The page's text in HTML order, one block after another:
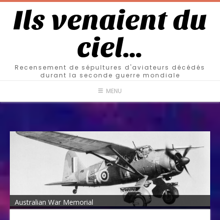
Ils venaient du
ciel…
Recensement de sépultures d'aviateurs décédés
durant la seconde guerre mondiale
MENU
Australian War Memorial